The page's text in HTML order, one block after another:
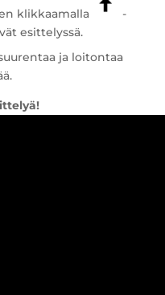
klikkaamalla
-
esittelyssä.
ja loitontaa